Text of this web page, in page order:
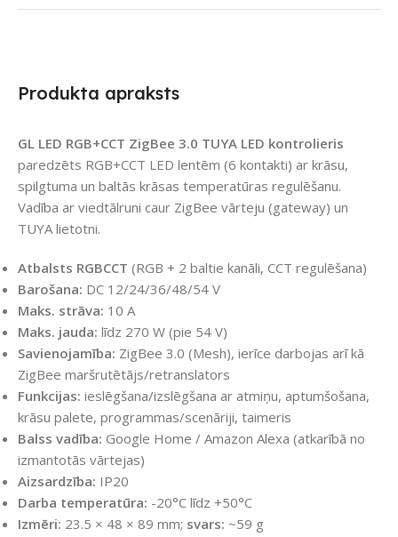
Produkta apraksts
GL LED RGB+CCT ZigBee 3.0 TUYA LED kontrolieris
paredzēts RGB+CCT LED lentēm (6 kontakti) ar krāsu,
spilgtuma un baltās krāsas temperatūras regulēšanu.
Vadība ar viedtālruni caur ZigBee vārteju (gateway) un
TUYA lietotni.
Atbalsts RGBCCT (RGB + 2 baltie kanāli, CCT regulēšana)
Barošana: DC 12/24/36/48/54 V
Maks. strāva: 10 A
Maks. jauda: līdz 270 W (pie 54 V)
Savienojamība: ZigBee 3.0 (Mesh), ierīce darbojas arī kā
ZigBee maršrutētājs/retranslators
Funkcijas: ieslēgšana/izslēgšana ar atmiņu, aptumšošana,
krāsu palete, programmas/scenāriji, taimeris
Balss vadība: Google Home / Amazon Alexa (atkarībā no
izmantotās vārtejas)
Aizsardzība: IP20
Darba temperatūra: -20°C līdz +50°C
Izmēri: 23.5 × 48 × 89 mm; svars: ~59 g